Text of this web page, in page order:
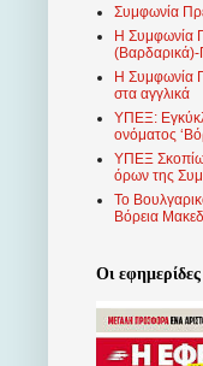
Συμφωνία
Η Συμφωνία
Η Συμφωνία
στα αγγλικά
ΥΠΕΞ:
ονόματος
ΥΠΕΞ
όρων της
Το
Βόρεια
Οι